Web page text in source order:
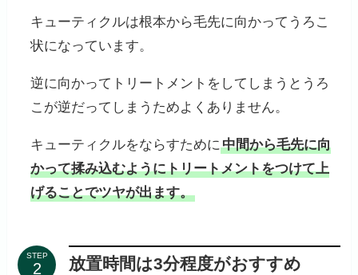
キューティクルは根本から毛先に向かってうろこ
状になっています。
逆に向かってトリートメントをしてしまうとうろ
こが逆だってしまうためよくありません。
キューティクルをならすために中間から毛先に向
かって揉み込むようにトリートメントをつけて上
げることでツヤが出ます。
STEP 放置時間は3分程度がおすすめ